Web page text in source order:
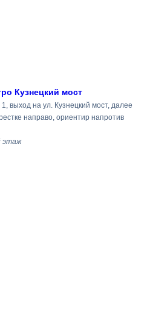
Кузнецкий мост
выход на ул. Кузнецкий мост, далее
направо, ориентир напротив
этаж